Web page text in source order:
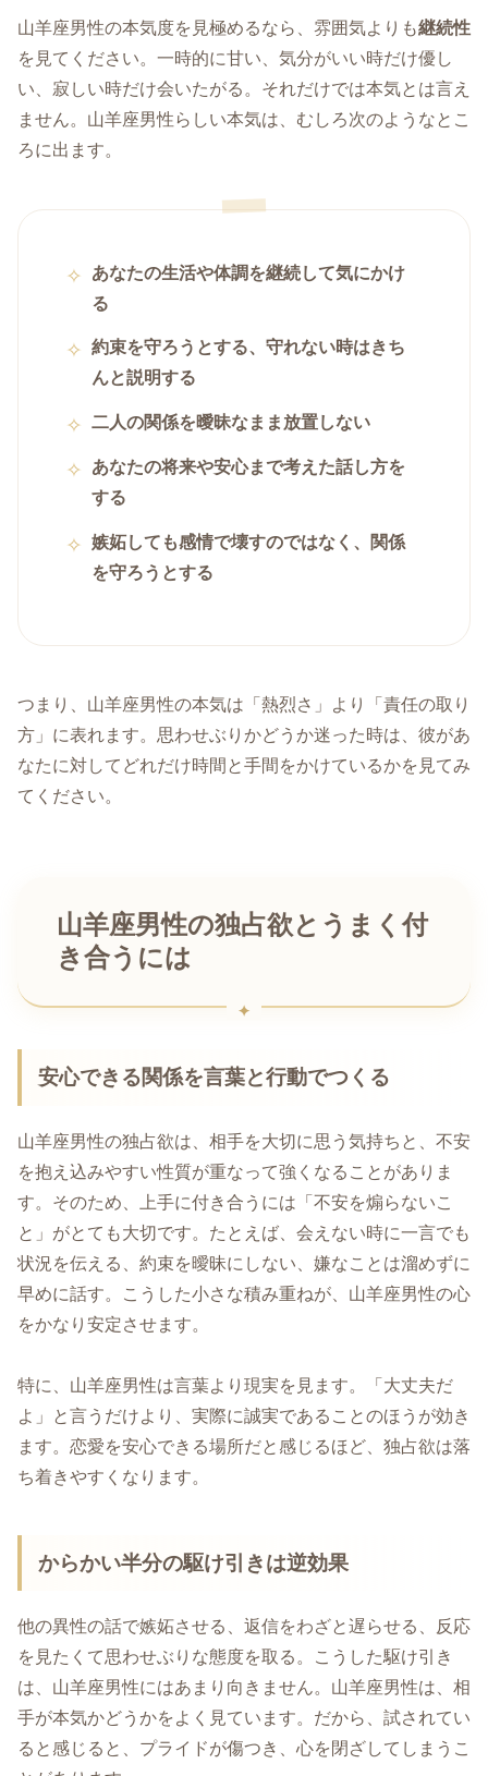
山羊座男性の本気度を見極めるなら、雰囲気よりも継続性
を見てください。一時的に甘い、気分がいい時だけ優し
い、寂しい時だけ会いたがる。それだけでは本気とは言え
ません。山羊座男性らしい本気は、むしろ次のようなとこ
ろに出ます。
あなたの生活や体調を継続して気にかけ
る
約束を守ろうとする、守れない時はきち
んと説明する
二人の関係を曖昧なまま放置しない
あなたの将来や安心まで考えた話し方を
する
嫉妬しても感情で壊すのではなく、関係
を守ろうとする
つまり、山羊座男性の本気は「熱烈さ」より「責任の取り
方」に表れます。思わせぶりかどうか迷った時は、彼があ
なたに対してどれだけ時間と手間をかけているかを見てみ
てください。
山羊座男性の独占欲とうまく付
き合うには
安心できる関係を言葉と行動でつくる
山羊座男性の独占欲は、相手を大切に思う気持ちと、不安
を抱え込みやすい性質が重なって強くなることがありま
す。そのため、上手に付き合うには「不安を煽らないこ
と」がとても大切です。たとえば、会えない時に一言でも
状況を伝える、約束を曖昧にしない、嫌なことは溜めずに
早めに話す。こうした小さな積み重ねが、山羊座男性の心
をかなり安定させます。
特に、山羊座男性は言葉より現実を見ます。「大丈夫だ
よ」と言うだけより、実際に誠実であることのほうが効き
ます。恋愛を安心できる場所だと感じるほど、独占欲は落
ち着きやすくなります。
からかい半分の駆け引きは逆効果
他の異性の話で嫉妬させる、返信をわざと遅らせる、反応
を見たくて思わせぶりな態度を取る。こうした駆け引き
は、山羊座男性にはあまり向きません。山羊座男性は、相
手が本気かどうかをよく見ています。だから、試されてい
ると感じると、プライドが傷つき、心を閉ざしてしまうこ